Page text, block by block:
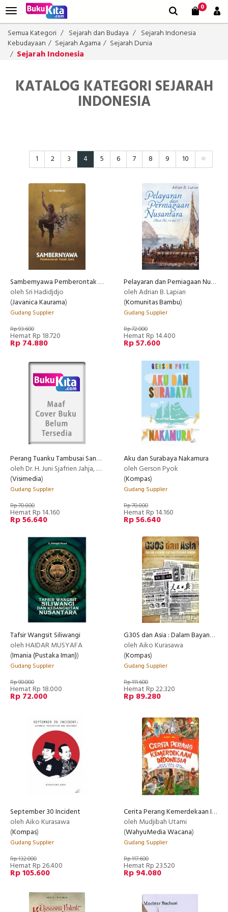
0
Semua Kategori Sejarah dan Budaya
Sejarah Indonesia
Kebudayaan
Sejarah Agama Sejarah Dunia
Sejarah Indonesia
KATALOG KATEGORI SEJARAH
INDONESIA
1 2 3 4 5 6 7 8 9 10
Sambernyawa Pemberontak Tanah Jawa
oleh Sri Hadidjdjo
(Javanica Kaurama)
Gudang Supplier
Rp 93.600
Hemat Rp 18.720
Rp 74.880
Pelayaran dan Perniagaan Nusantara Abad Ke-16 dan 17
oleh Adrian B. Lapian
(Komunitas Bambu)
Gudang Supplier
Rp 72.000
Hemat Rp 14.400
Rp 57.600
Perang Tuanku Tambusai Sang Harimau Rokan Melawan Penjajahan Belanda
oleh Dr. H. Juni Sjafrien Jahja, SH, MH
(Visimedia)
Gudang Supplier
Rp 70.800
Hemat Rp 14.160
Rp 56.640
Aku dan Surabaya Nakamura
oleh Gerson Pyok
(Kompas)
Gudang Supplier
Rp 70.800
Hemat Rp 14.160
Rp 56.640
Tafsir Wangsit Siliwangi
oleh HAIDAR MUSYAFA
(Imania (Pustaka Iman))
Gudang Supplier
Rp 90.000
Hemat Rp 18.000
Rp 72.000
G30S dan Asia : Dalam Bayang-Bayang Perang Dingin
oleh Aiko Kurasawa
(Kompas)
Gudang Supplier
Rp 111.600
Hemat Rp 22.320
Rp 89.280
September 30 Incident
oleh Aiko Kurasawa
(Kompas)
Gudang Supplier
Rp 132.000
Hemat Rp 26.400
Rp 105.600
Cerita Perang Kemerdekaan Indonesia
oleh Mudjibah Utami
(WahyuMedia Wacana)
Gudang Supplier
Rp 117.600
Hemat Rp 23.520
Rp 94.080